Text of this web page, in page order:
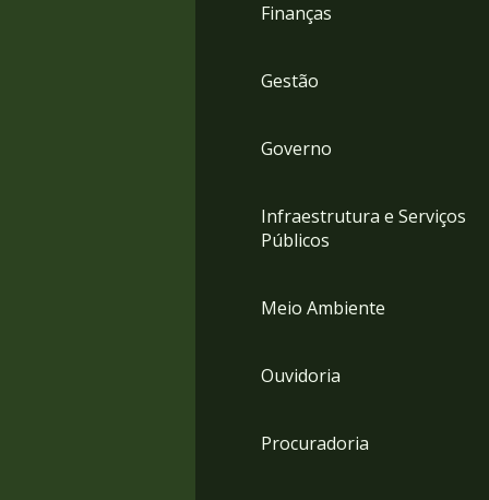
Finanças
Gestão
Governo
Infraestrutura e Serviços
Públicos
Meio Ambiente
Ouvidoria
Procuradoria